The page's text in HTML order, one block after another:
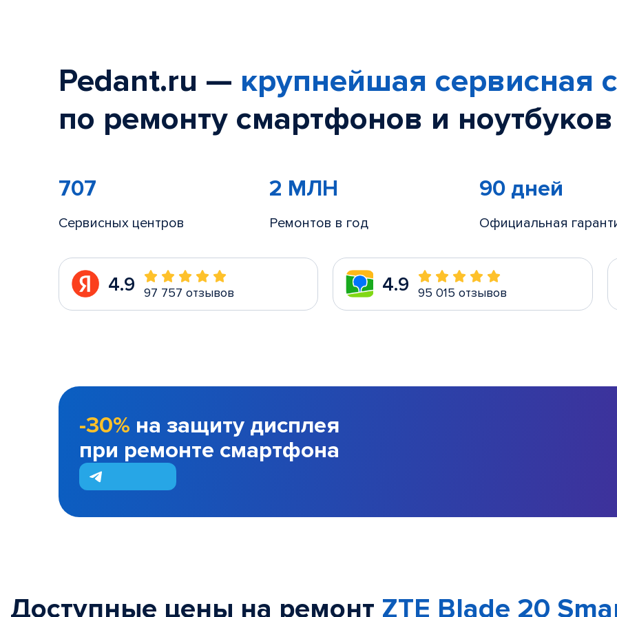
Pedant.ru — крупнейшая сервисная
по ремонту смартфонов и
707
Сервисных центров
2 МЛН
Ремонтов в год
90 дней
Официальная
4.9 97 757 отзывов 4.9 95 015 отзывов
-30% на защиту дисплея
при ремонте смартфона
Доступные цены на ремонт ZTE Blade 20